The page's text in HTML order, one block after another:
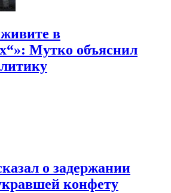
в
Мутко объяснил
о задержании
конфету